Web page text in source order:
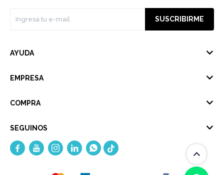
SUSCRIBIRME
AYUDA
EMPRESA
COMPRA
SEGUINOS
    